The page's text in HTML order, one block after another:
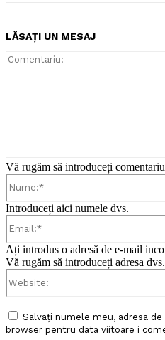
LĂSAȚI UN MESAJ
Vă rugăm să introduceți
Introduceți aici numele dvs.
Ați introdus o adresă de e-mail
Vă rugăm să introduceți adresa
Salvați numele meu, adresa
browser pentru data viitoare i